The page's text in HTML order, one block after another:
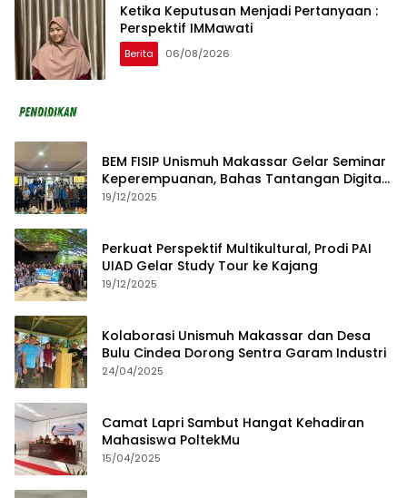
Ketika Keputusan Menjadi Pertanyaan :
Perspektif IMMawati
Berita 06/08/2026
BEM FISIP Unismuh Makassar Gelar Seminar
Keperempuanan, Bahas Tantangan Digital
dan Budaya Lokal
19/12/2025
Perkuat Perspektif Multikultural, Prodi PAI
UIAD Gelar Study Tour ke Kajang
19/12/2025
Kolaborasi Unismuh Makassar dan Desa
Bulu Cindea Dorong Sentra Garam Industri
24/04/2025
Camat Lapri Sambut Hangat Kehadiran
Mahasiswa PoltekMu
15/04/2025